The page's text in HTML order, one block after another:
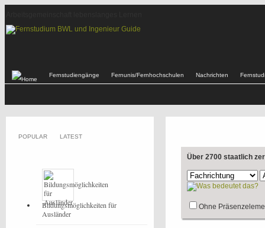
Fernstudiengänge Fernunis/Fernhochschulen Nachrichten
Über 2700 staatlich
Ohne
POPULAR LATEST
Bildungsmöglichkeiten für
Ausländer